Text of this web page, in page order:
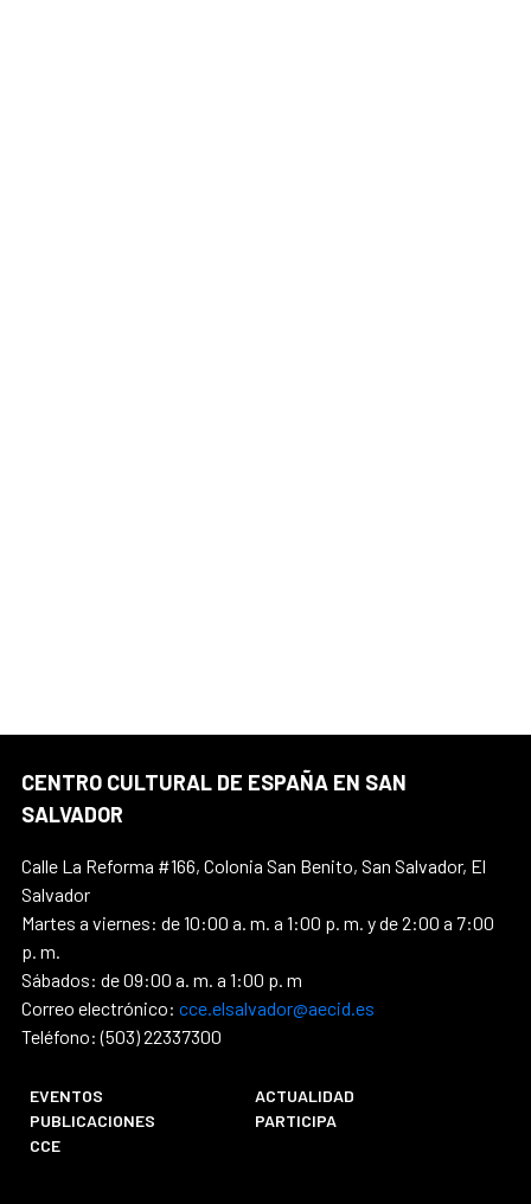
CENTRO CULTURAL DE ESPAÑA EN SAN
SALVADOR
Calle La Reforma #166, Colonia San Benito, San Salvador, El
Salvador
Martes a viernes: de 10:00 a. m. a 1:00 p. m. y de 2:00 a 7:00
p. m.
Sábados: de 09:00 a. m. a 1:00 p. m
Correo electrónico: cce.elsalvador@aecid.es
Teléfono: (503) 22337300
EVENTOS
ACTUALIDAD
PUBLICACIONES
PARTICIPA
CCE